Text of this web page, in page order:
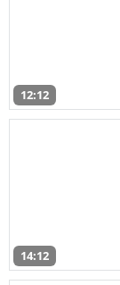
12:12
14:12